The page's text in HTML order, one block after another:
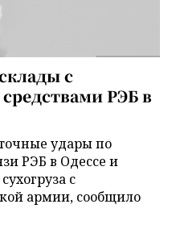
с
РЭБ в
удары по
РЭБ в Одессе и
с
армии, сообщило